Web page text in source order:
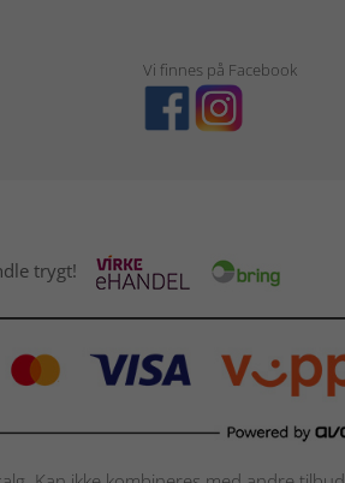
Vi finnes på Facebook
trygt!